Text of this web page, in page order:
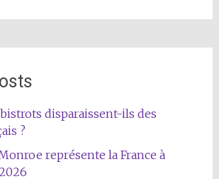
disparaissent-ils des
?
représente la France à